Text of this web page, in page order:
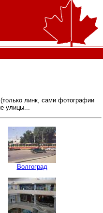
линк, сами фотографии
улицы...
Волгоград